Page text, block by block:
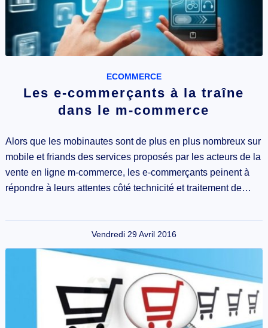
ECOMMERCE
Les e-commerçants à la traîne
dans le m-commerce
Alors que les mobinautes sont de plus en plus nombreux sur
mobile et friands des services proposés par les acteurs de la
vente en ligne m-commerce, les e-commerçants peinent à
répondre à leurs attentes côté technicité et traitement de…
Vendredi 29 Avril 2016